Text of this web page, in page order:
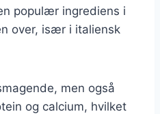
populær ingrediens i
over, især i italiensk
men også
og calcium, hvilket